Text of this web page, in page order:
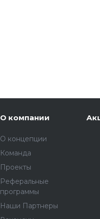
О компании
О концепции
Команда
Проекты
Реферальные
программы
Наши Партнеры